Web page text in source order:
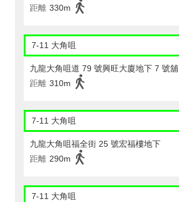
距離 330m
7-11 大角咀
九龍大角咀道 79 號興旺大廈地下 7 號舖
距離 310m
7-11 大角咀
九龍大角咀福全街 25 號宏福樓地下
距離 290m
7-11 大角咀